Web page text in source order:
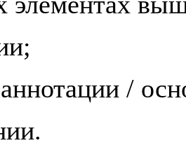
/